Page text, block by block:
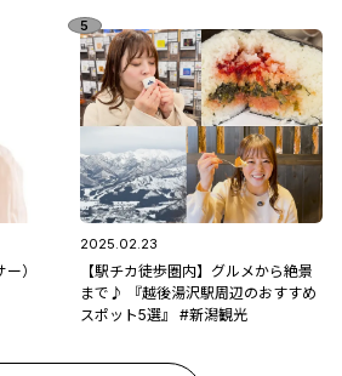
）
2025.02.23
【駅チカ徒歩圏内】グルメから絶景
まで♪ 『越後湯沢駅周辺のおすすめ
スポット5選』 #新潟観光